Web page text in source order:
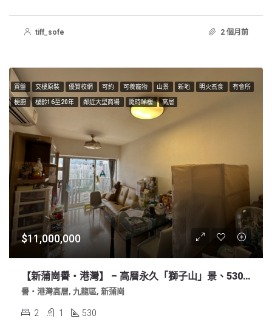
tiff_sofe 2 個月前
買盤 交樓原裝 優質校網 可約 可養寵物 山景 新地 明火煮食 有會所
梗廚 樓齡16至20年 鄰近大型商場 隨時睇樓 高層
$11,000,000
【新蒲崗譽‧港灣】 – 高層永久「獅子山」景、530實尺、2房2廳1厠
譽‧港灣高層, 九龍區, 新蒲崗
2 1 530